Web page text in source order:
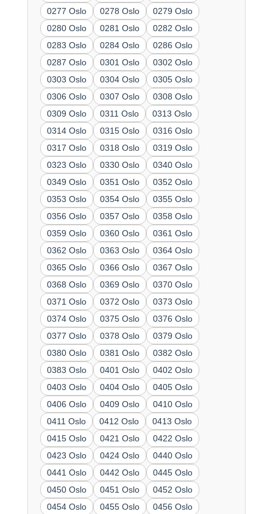
0277 Oslo
0278 Oslo
0279 Oslo
0280 Oslo
0281 Oslo
0282 Oslo
0283 Oslo
0284 Oslo
0286 Oslo
0287 Oslo
0301 Oslo
0302 Oslo
0303 Oslo
0304 Oslo
0305 Oslo
0306 Oslo
0307 Oslo
0308 Oslo
0309 Oslo
0311 Oslo
0313 Oslo
0314 Oslo
0315 Oslo
0316 Oslo
0317 Oslo
0318 Oslo
0319 Oslo
0323 Oslo
0330 Oslo
0340 Oslo
0349 Oslo
0351 Oslo
0352 Oslo
0353 Oslo
0354 Oslo
0355 Oslo
0356 Oslo
0357 Oslo
0358 Oslo
0359 Oslo
0360 Oslo
0361 Oslo
0362 Oslo
0363 Oslo
0364 Oslo
0365 Oslo
0366 Oslo
0367 Oslo
0368 Oslo
0369 Oslo
0370 Oslo
0371 Oslo
0372 Oslo
0373 Oslo
0374 Oslo
0375 Oslo
0376 Oslo
0377 Oslo
0378 Oslo
0379 Oslo
0380 Oslo
0381 Oslo
0382 Oslo
0383 Oslo
0401 Oslo
0402 Oslo
0403 Oslo
0404 Oslo
0405 Oslo
0406 Oslo
0409 Oslo
0410 Oslo
0411 Oslo
0412 Oslo
0413 Oslo
0415 Oslo
0421 Oslo
0422 Oslo
0423 Oslo
0424 Oslo
0440 Oslo
0441 Oslo
0442 Oslo
0445 Oslo
0450 Oslo
0451 Oslo
0452 Oslo
0454 Oslo
0455 Oslo
0456 Oslo